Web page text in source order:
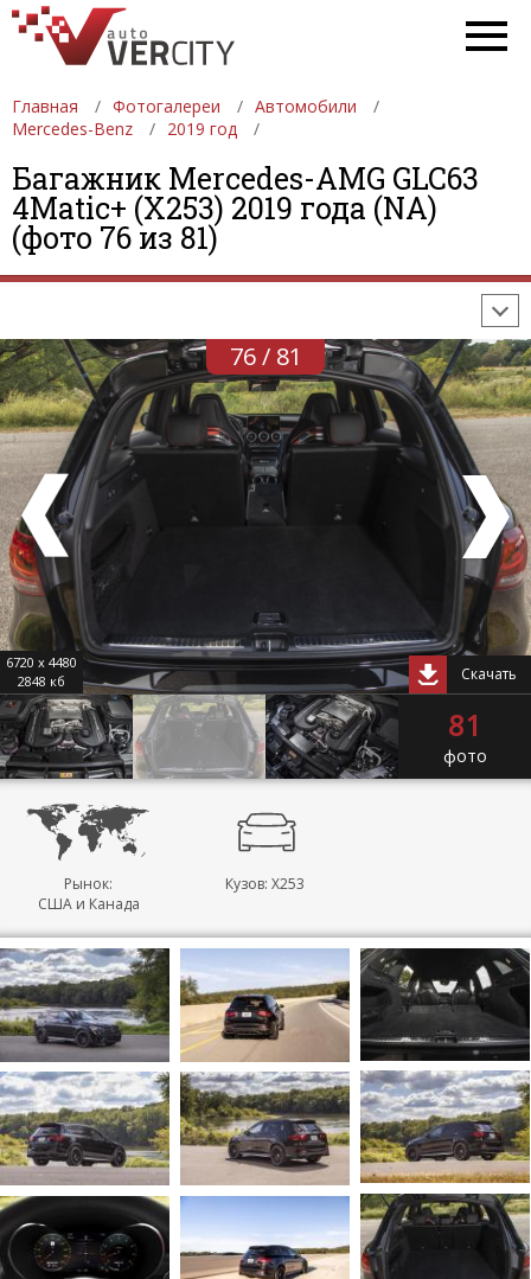
Главная Фотогалереи
Автомобили
Mercedes-Benz
2019 год
Багажник Mercedes-AMG GLC63
4Matic+ (X253) 2019 года (NA)
(фото 76 из 81)
ФОТОГАЛЕРЕИ АВТОМОБИЛИ
ДЕВУШКИ
АВТОСАЛОНЫ
ФОРМУЛА-1
76 / 81
6720 x 4480
2848 кб
Скачать
81
фото
Рынок:
США и Канада
Кузов: X253